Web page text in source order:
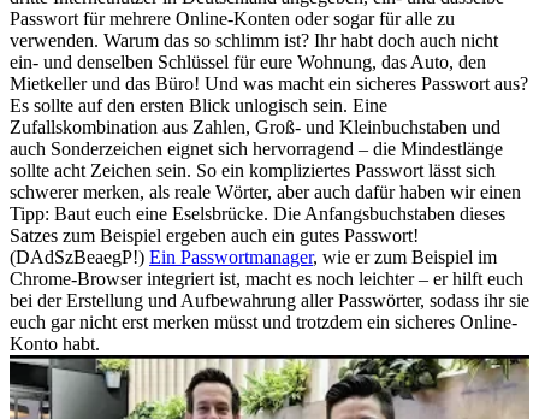
Passwort für mehrere Online-Konten oder sogar für alle zu
verwenden. Warum das so schlimm ist? Ihr habt doch auch nicht
ein- und denselben Schlüssel für eure Wohnung, das Auto, den
Mietkeller und das Büro! Und was macht ein sicheres Passwort aus?
Es sollte auf den ersten Blick unlogisch sein. Eine
Zufallskombination aus Zahlen, Groß- und Kleinbuchstaben und
auch Sonderzeichen eignet sich hervorragend ‒ die Mindestlänge
sollte acht Zeichen sein. So ein kompliziertes Passwort lässt sich
schwerer merken, als reale Wörter, aber auch dafür haben wir einen
Tipp: Baut euch eine Eselsbrücke. Die Anfangsbuchstaben dieses
Satzes zum Beispiel ergeben auch ein gutes Passwort!
(DAdSzBeaegP!) Ein Passwortmanager, wie er zum Beispiel im
Chrome-Browser integriert ist, macht es noch leichter ‒ er hilft euch
bei der Erstellung und Aufbewahrung aller Passwörter, sodass ihr sie
euch gar nicht erst merken müsst und trotzdem ein sicheres Online-
Konto habt.